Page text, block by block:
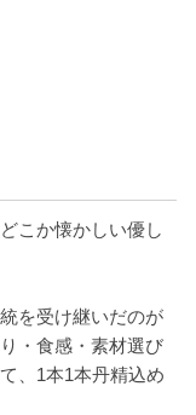
こか懐かしい優し
を受け継いだのが
・食感・素材選び
、1本1本丹精込め